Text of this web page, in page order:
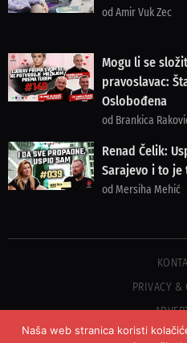
od Amir Vuk Zec
Mogu li se
pravoslavac:
Oslobođena
od Brankica
Renad Čelik:
Sarajevo i to je
od Mersiha Mehić
PRIVACY &
Naša web stranica koristi